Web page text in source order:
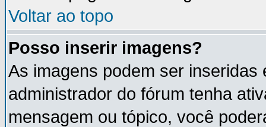
Voltar ao topo
Posso inserir imagens?
As imagens podem ser
administrador do fórum tenha
mensagem ou tópico, você